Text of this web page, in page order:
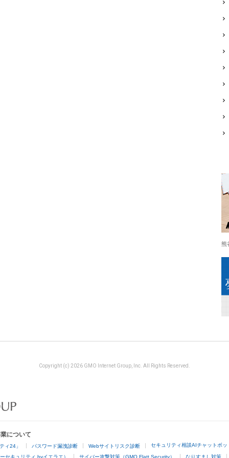
熊
Copyright (c) 2026 GMO Internet Group, Inc. All Rights Reserved.
について
ィ24」 パスワード漏洩診断 Webサイトリスク診断 セキュリティ相談AIチャットボッ
セキュリティ byイエラエ） サイバー攻撃対策（GMO Flatt Security） なりすまし対策